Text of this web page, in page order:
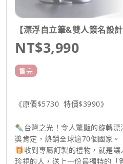
【漂浮自立筆&雙人簽名設計
NT$3,990
售完
《原價$5730 特價$3990》
✒️台灣之光！令人驚豔的旋轉漂
獎肯定，熱銷全球逾70個國家。
🎁收到專屬訂製的禮物，就是
珍視的人，送上一份最獨特的「